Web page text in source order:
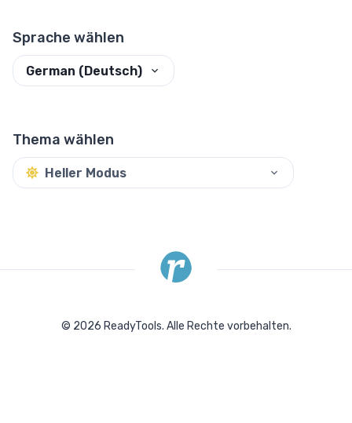
Sprache wählen
German (Deutsch)
Thema wählen
Heller Modus
© 2026 ReadyTools. Alle Rechte vorbehalten.